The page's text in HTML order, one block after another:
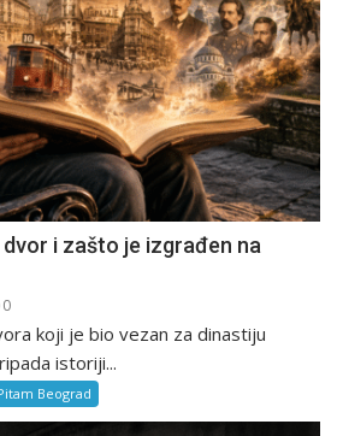
i zašto je izgrađen na
0
koji je bio vezan za dinastiju
istoriji...
Beograd